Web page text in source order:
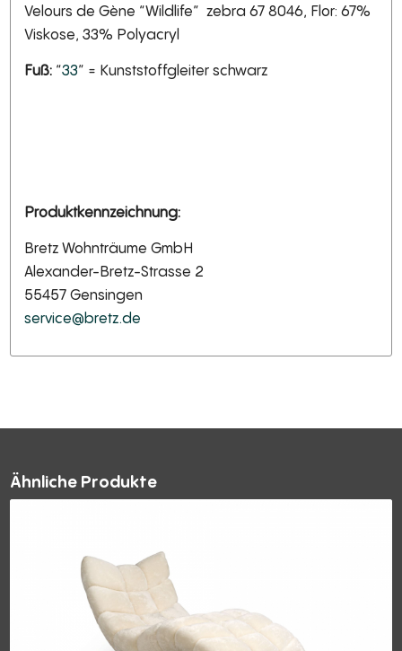
Velours de Gène “Wildlife” zebra 67 8046, Flor: 67%
Viskose, 33% Polyacryl
Fuß: “33” = Kunststoffgleiter schwarz
Produktkennzeichnung:
Bretz Wohnträume GmbH
Alexander-Bretz-Strasse 2
55457 Gensingen
service@bretz.de
Ähnliche Produkte